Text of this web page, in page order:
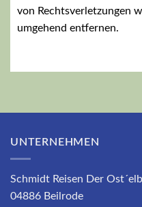
von Rechtsverletzungen
umgehend entfernen.
UNTERNEHMEN
Schmidt Reisen Der
04886 Beilrode